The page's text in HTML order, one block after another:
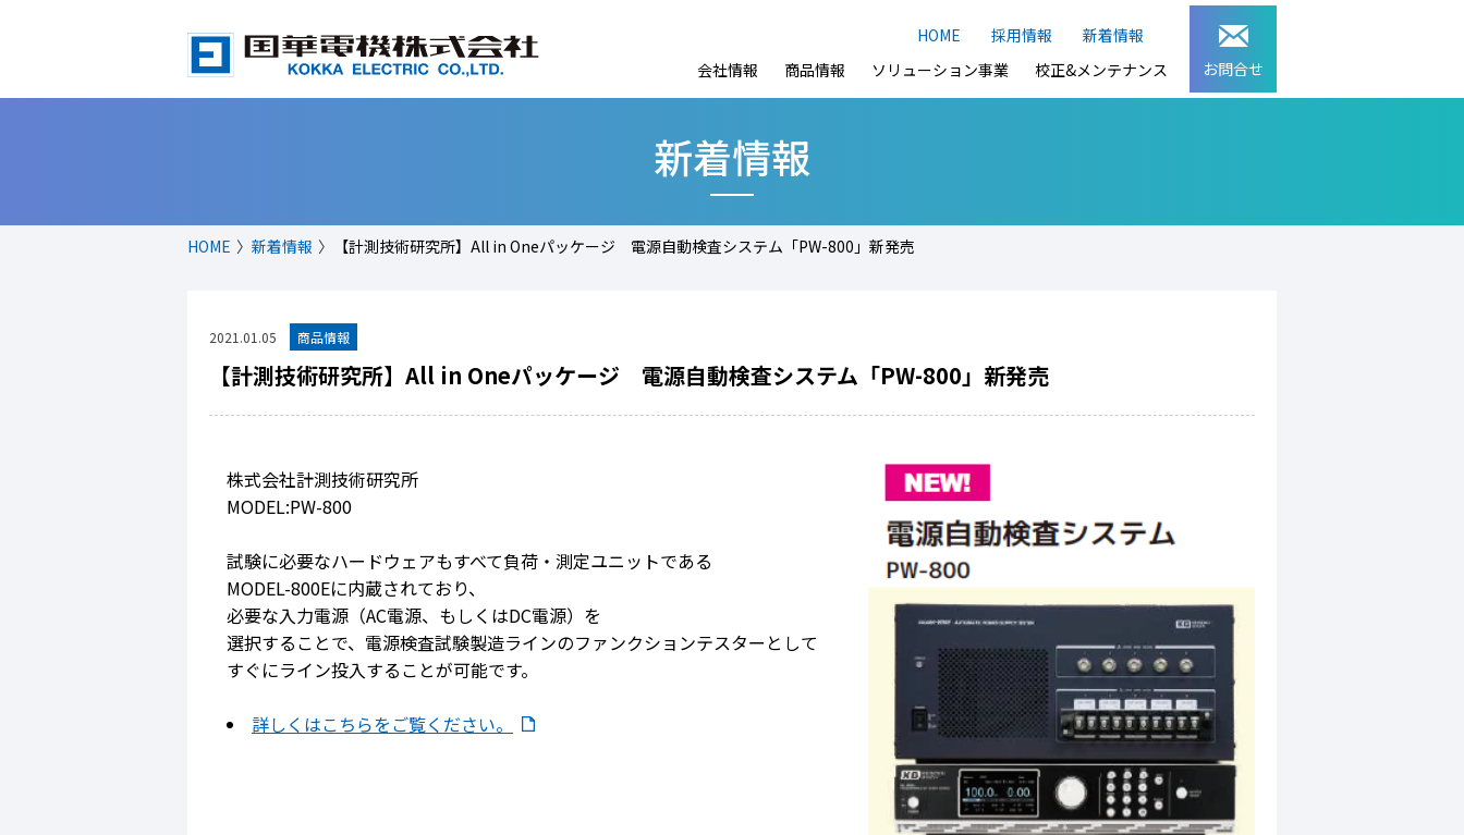
お問合せ
HOME 採用情報
新着情報
会社情報
商品情報 ソリューション事業 校正&メンテナンス
新着情報
HOME 新着情報 【計測技術研究所】All in Oneパッケージ 電源自動検査システム「PW-800」新発売
2021.01.05
【計測技術研究所】All in Oneパッケージ 電源自動検査システム「PW-800」新発売
株式会社計測技術研究所
MODEL:PW-800
試験に必要なハードウェアもすべて負荷・測定ユニットである
MODEL-800Eに内蔵されており、
必要な入力電源（AC電源、もしくはDC電源）を
選択することで、電源検査試験製造ラインのファンクションテスターとして
すぐにライン投入することが可能です。
詳しくはこちらをご覧ください。